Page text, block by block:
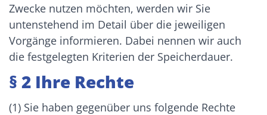
Zwecke nutzen möchten, werden wir Sie
untenstehend im Detail über die jeweiligen
Vorgänge informieren. Dabei nennen wir auch
die festgelegten Kriterien der Speicherdauer.
§ 2 Ihre Rechte
(1) Sie haben gegenüber uns folgende Rechte